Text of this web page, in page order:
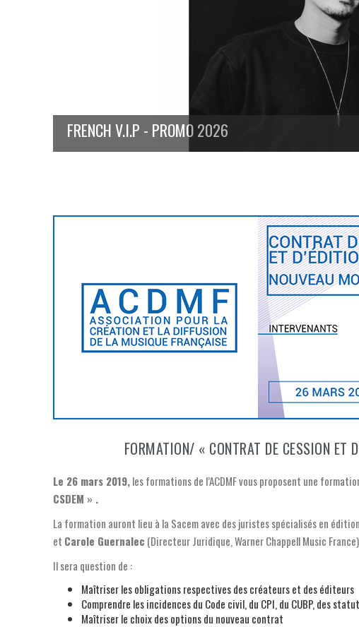
FRENCH V.I.P - PROMO 2026
FORMATION/ « CONTRAT DE CESSION ET
Le 26 mars 2019,les formations de l’ACDMF vous proposent une
CSDEM » .
La formation auront lieu à la Sacem avec des juristes spécialisés en
et Carole Guernalec (Directeur Juridique, Warner Chappell Music
Il sera question de :
Maîtriser les obligations respectives des créateurs et des éditeurs
Comprendre les incidences du Code civil, du CPI, du CUBP, des
Maîtriser le choix des options du nouveau contrat